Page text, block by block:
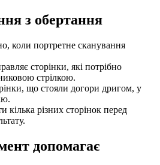
з обертання
коли портретне сканування
сторінки, які потрібно
стрілкою.
що стояли догори дригом, у
різних сторінок перед
допомагає